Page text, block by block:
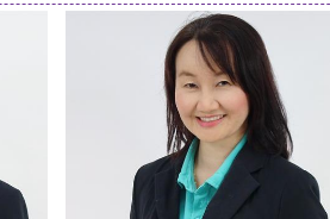
Mail: winut.du@up.ac.th
รายละเอียดเพิ่มเติม